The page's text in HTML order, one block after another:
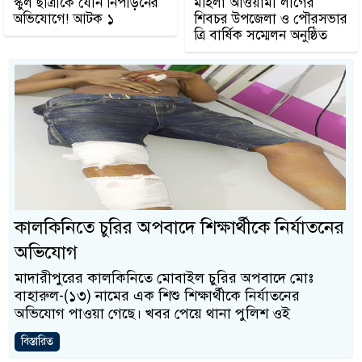
অভিযোগে! আটক ১
শিবচর উপজেলা ও পৌরসভার
ত্রি বার্ষিক সম্মেলন অনুষ্ঠিত
কালকিনিতে চুরির অপবাদে শিক্ষার্থীকে নির্যাতনের
অভিযোগ
মাদারীপুরের কালকিনিতে মোবাইল চুরির অপবাদে মোঃ
বাহারুল-(১৩) নামের এক শিশু শিক্ষার্থীকে নির্যাতনের
অভিযোগ পাওয়া গেছে। খবর পেয়ে থানা পুলিশ ওই
বিস্তারিত